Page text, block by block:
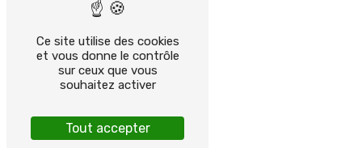
Ce site utilise des cookies
et vous donne le contrôle
sur ceux que vous
souhaitez activer
Tout accepter